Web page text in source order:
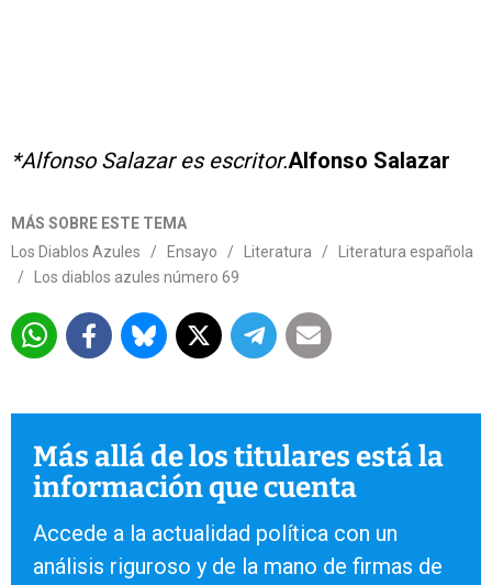
*Alfonso Salazar es escritor.Alfonso Salazar
MÁS SOBRE ESTE TEMA
Los Diablos Azules
/ Ensayo / Literatura /
Literatura española
/
Los diablos azules número 69
Más allá de los titulares está la
información que cuenta
Accede a la actualidad política con un
análisis riguroso y de la mano de firmas de